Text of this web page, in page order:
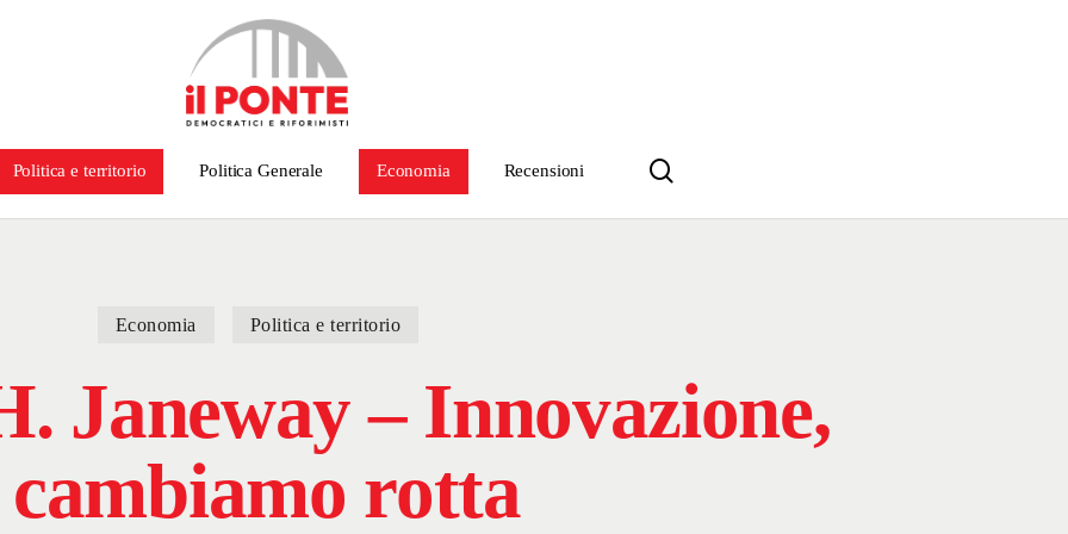
Politica e territorio Politica Generale Economia Recensioni
Economia Politica e territorio
Janeway – Innovazione,
cambiamo rotta